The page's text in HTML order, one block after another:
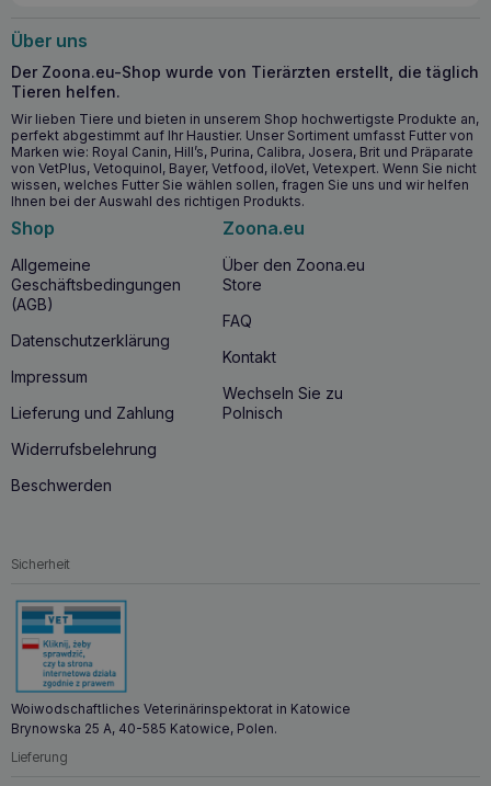
Über uns
Der Zoona.eu-Shop wurde von Tierärzten erstellt, die täglich
Tieren helfen.
Wir lieben Tiere und bieten in unserem Shop hochwertigste Produkte an,
perfekt abgestimmt auf Ihr Haustier. Unser Sortiment umfasst Futter von
Marken wie: Royal Canin, Hill’s, Purina, Calibra, Josera, Brit und Präparate
von VetPlus, Vetoquinol, Bayer, Vetfood, iloVet, Vetexpert. Wenn Sie nicht
wissen, welches Futter Sie wählen sollen, fragen Sie uns und wir helfen
Ihnen bei der Auswahl des richtigen Produkts.
Shop
Allgemeine
Geschäftsbedingungen
(AGB)
Datenschutzerklärung
Impressum
Lieferung und Zahlung
Widerrufsbelehrung
Beschwerden
Zoona.eu
Über den Zoona.eu
Store
FAQ
Kontakt
Wechseln Sie zu
Polnisch
Sicherheit
Woiwodschaftliches Veterinärinspektorat in Katowice
Brynowska 25 A, 40-585 Katowice, Polen.
Lieferung